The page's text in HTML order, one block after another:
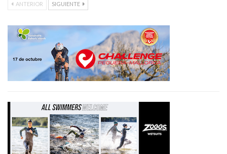
ANTERIOR SIGUIENTE